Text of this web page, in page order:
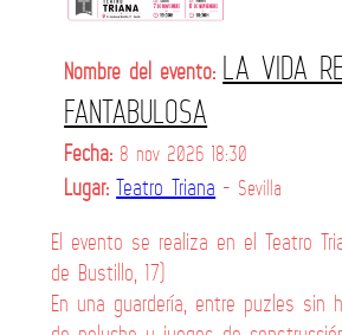
Nombre del evento: LA VIDA
FANTABULOSA
Fecha: 8 nov 2026 18:30
Lugar: Teatro Triana - Sevilla
El evento se realiza en el Teatro
de Bustillo, 17)
En una guardería, entre puzles sin